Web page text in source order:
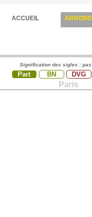
ACCUEIL
Signification des sigles :
Part BN DVG
Paris